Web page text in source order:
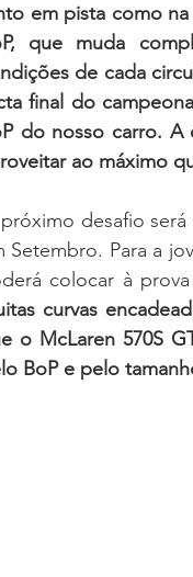
em pista como
que muda
de cada
final do
do nosso carro. A
ao máximo
desafio
Setembro. Para a
colocar à
curvas
o McLaren 570S
BoP e pelo